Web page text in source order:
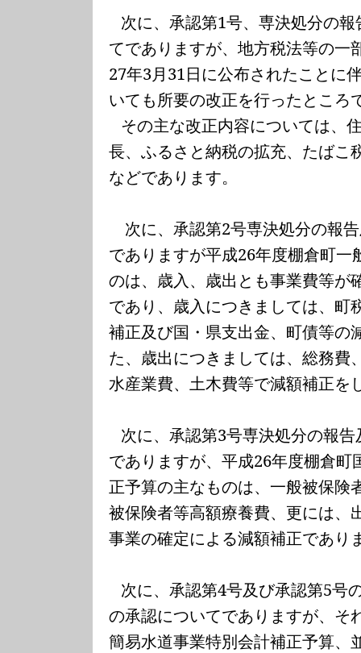
次に、承認第1号、専決処分の
てでありますが、地方税法等の一
27年3月31 日に公布されたことに
いても所要の改正を行ったところ
その主な改正内容については、
長、ふるさと納税の拡充、たばこ
などであります。
次に、承認第2号専決処分の報
でありますが平成26年度棚倉町一
のは、歳入、歳出とも事業費等が
であり、歳入につきましては、町
補正及び国・県支出金、町債等の
た、歳出につきましては、総務費
水産業費、土木費等で減額補正を
次に、承認第3号専決処分の報
でありますが、平成26年度棚倉町
正予算の主なものは、一般被保険
被保険者等高額療養費、更には、
事業の確定による減額補正であり
次に、承認第4号及び承認第5号
の承認についてでありますが、そ
簡易水道事業特別会計補正予算、